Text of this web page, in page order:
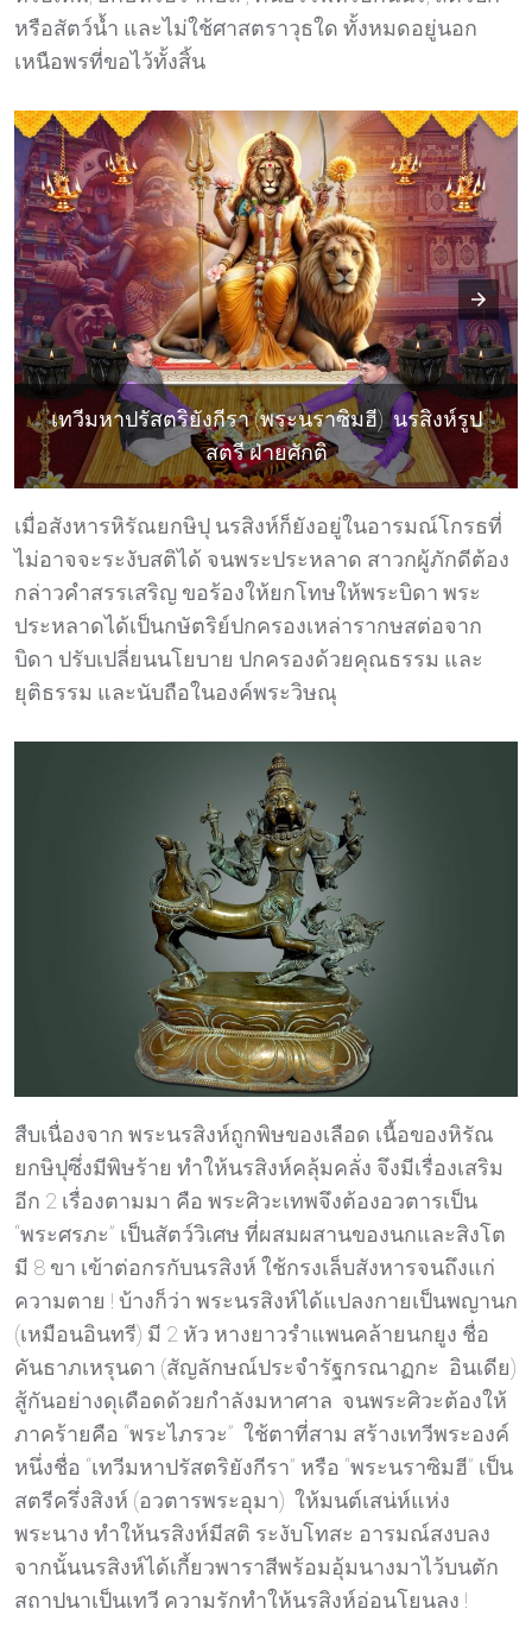
หรือสัตว์น้ำ และไม่ใช้ศาสตราวุธใด ทั้งหมดอยู่นอก
เหนือพรที่ขอไว้ทั้งสิ้น
เทวีมหาปรัสตริยังกีรา (พระนราซิมฮี) นรสิงห์รูป
สตรี ฝ่ายศักติ
เมื่อสังหารหิรัณยกษิปุ นรสิงห์ก็ยังอยู่ในอารมณ์โกรธที่
ไม่อาจจะระงับสติได้ จนพระประหลาด สาวกผู้ภักดีต้อง
กล่าวคำสรรเสริญ ขอร้องให้ยกโทษให้พระบิดา พระ
ประหลาดได้เป็นกษัตริย์ปกครองเหล่ารากษสต่อจาก
บิดา ปรับเปลี่ยนนโยบาย ปกครองด้วยคุณธรรม และ
ยุติธรรม และนับถือในองค์พระวิษณุ
สืบเนื่องจาก พระนรสิงห์ถูกพิษของเลือด เนื้อของหิรัณ
ยกษิปุซึ่งมีพิษร้าย ทำให้นรสิงห์คลุ้มคลั่ง จึงมีเรื่องเสริม
อีก 2 เรื่องตามมา คือ พระศิวะเทพจึงต้องอวตารเป็น
“พระศรภะ” เป็นสัตว์วิเศษ ที่ผสมผสานของนกและสิงโต
มี 8 ขา เข้าต่อกรกับนรสิงห์ ใช้กรงเล็บสังหารจนถึงแก่
ความตาย ! บ้างก็ว่า พระนรสิงห์ได้แปลงกายเป็นพญานก
(เหมือนอินทรี) มี 2 หัว หางยาวรำแพนคล้ายนกยูง ชื่อ
คันธาภเหรุนดา (สัญลักษณ์ประจำรัฐกรณาฏกะ อินเดีย)
สู้กันอย่างดุเดือดด้วยกำลังมหาศาล จนพระศิวะต้องให้
ภาคร้ายคือ “พระไภรวะ” ใช้ตาที่สาม สร้างเทวีพระองค์
หนึ่งชื่อ “เทวีมหาปรัสตริยังกีรา” หรือ “พระนราซิมฮี” เป็น
สตรีครึ่งสิงห์ (อวตารพระอุมา) ให้มนต์เสน่ห์แห่ง
พระนาง ทำให้นรสิงห์มีสติ ระงับโทสะ อารมณ์สงบลง
จากนั้นนรสิงห์ได้เกี้ยวพาราสีพร้อมอุ้มนางมาไว้บนตัก
สถาปนาเป็นเทวี ความรักทำให้นรสิงห์อ่อนโยนลง !